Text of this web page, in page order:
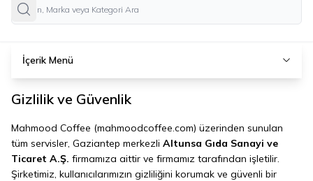
İçerik Menü
Gizlilik ve Güvenlik
Mahmood Coffee (mahmoodcoffee.com) üzerinden sunulan
tüm servisler, Gaziantep merkezli Altunsa Gıda Sanayi ve
Ticaret A.Ş. firmamıza aittir ve firmamız tarafından işletilir.
Şirketimiz, kullanıcılarımızın gizliliğini korumak ve güvenli bir